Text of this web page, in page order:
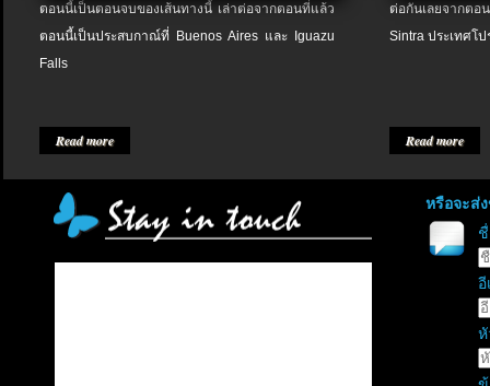
ตอนนี้เป็นตอนจบของเส้นทางนี้ เล่าต่อจากตอนที่แล้ว
ตอนนี้เป็นประสบกาณ์ที่ Buenos Aires และ Iguazu
Falls
Read more
ต่อกันเลยจากต
Sintra ประเทศโป
Read more
หรือจะส่
อี
หั